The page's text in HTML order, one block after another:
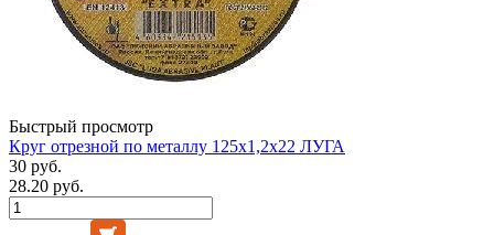
Быстрый просмотр
Круг отрезной по металлу 125х1,2х22 ЛУГА
30 руб.
28.20 руб.